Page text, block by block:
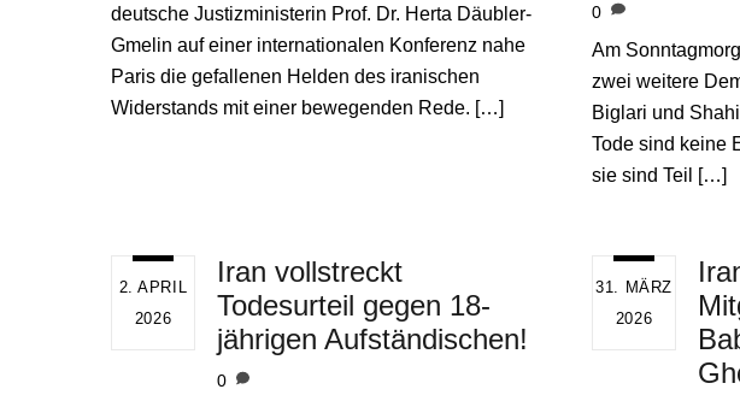
deutsche Justizministerin Prof. Dr. Herta Däubler-
Gmelin auf einer internationalen Konferenz nahe
Paris die gefallenen Helden des iranischen
Widerstands mit einer bewegenden Rede. […]
0
Am
zwei weitere
Biglari und
Tode sind keine
sie sind Teil […]
2. APRIL
2026
Iran vollstreckt
Todesurteil gegen 18-
jährigen Aufständischen!
0
31. MÄRZ
2026